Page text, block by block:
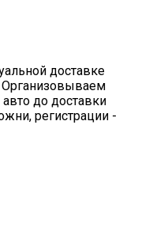
доставке
Организовываем
до доставки
регистрации -